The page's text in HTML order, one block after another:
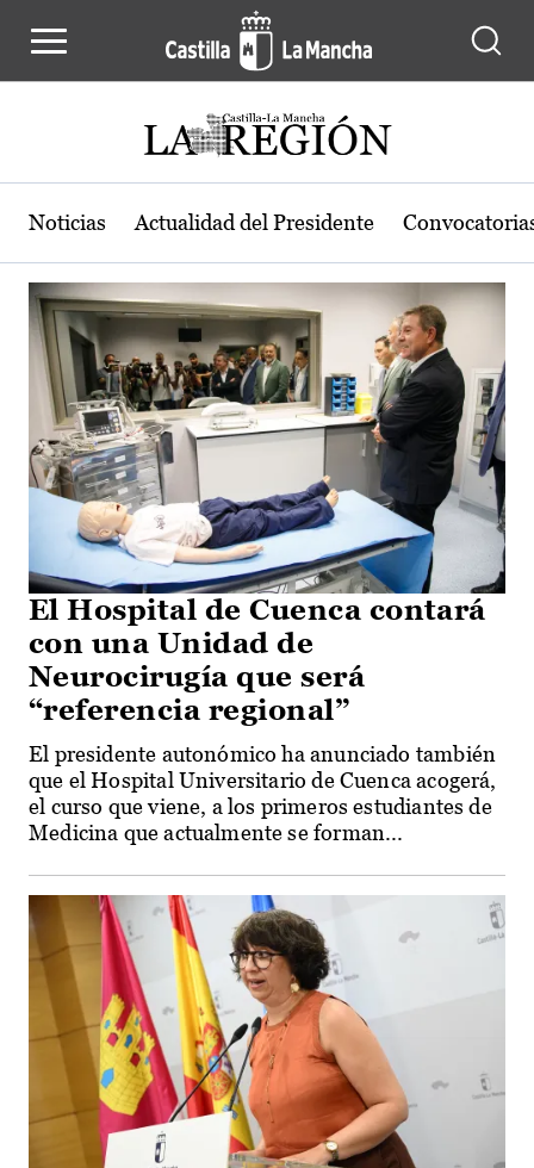
Actualidad de la región de Castilla-
Noticias Actualidad del Presidente
El Hospital de Cuenca contará
con una Unidad de
Neurocirugía que será
“referencia regional”
El presidente autonómico ha anunciado también
que el Hospital Universitario de Cuenca acogerá,
el curso que viene, a los primeros estudiantes de
Medicina que actualmente se forman...